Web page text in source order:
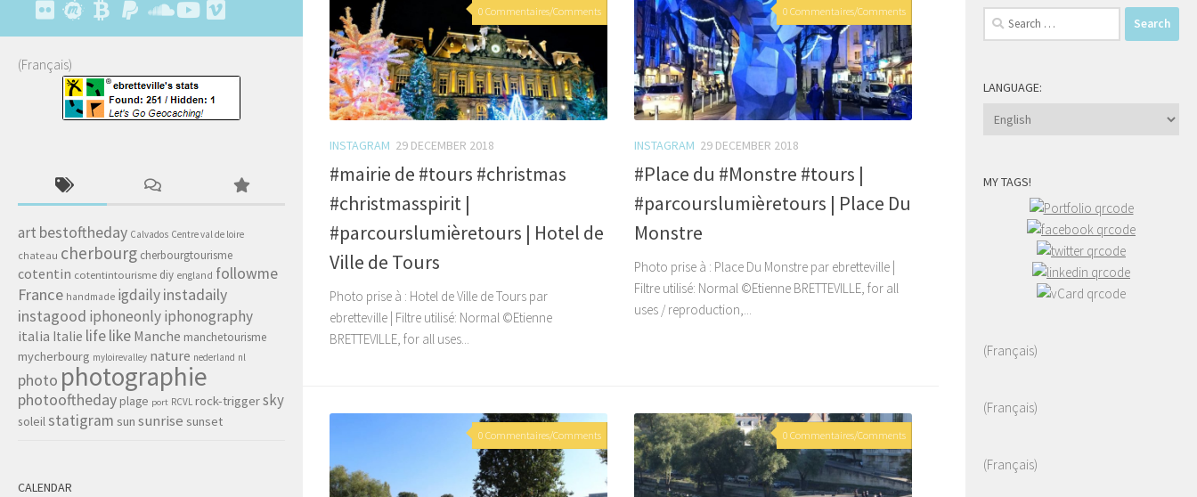
0 Commentaires/Comments
INSTAGRAM 29 DECEMBER 2018
#mairie de #tours #christmas
#christmasspirit |
#parcourslumièretours | Hotel de
Ville de Tours
Photo prise à : Hotel de Ville de Tours par
ebretteville | Filtre utilisé: Normal ©Etienne
BRETTEVILLE, for all uses...
0 Commentaires/Comments
INSTAGRAM 29 DECEMBER 2018
#Place du #Monstre #tours |
#parcourslumièretours | Place Du
Monstre
Photo prise à : Place Du Monstre par ebretteville |
Filtre utilisé: Normal ©Etienne BRETTEVILLE, for all
uses / reproduction,...
0 Commentaires/Comments 0 Commentaires/Comments
(Français)
art bestoftheday Calvados Centre val de loire
chateau cherbourg cherbourgtourisme
cotentin cotentintourisme diy england followme
France handmade igdailyinstadaily
instagood iphoneonlyiphonography
italia Italie lifelike Manche manchetourisme
mycherbourg myloirevalley nature nederland nl
photo photographie
photooftheday plage port RCVL rock-triggersky
soleilstatigram sun sunrise sunset
CALENDAR
Search
for:
LANGUAGE:
MY TAGS!
(Français)
(Français)
(Français)